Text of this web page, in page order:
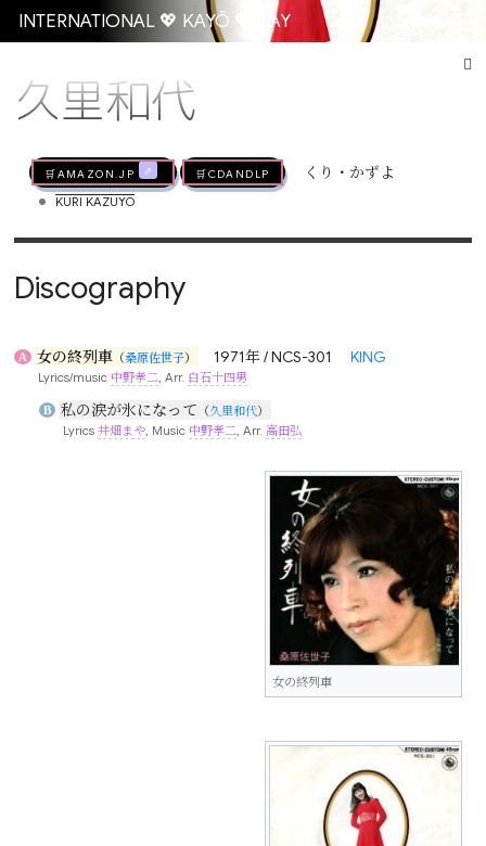
INTERNATIONAL 💖 KAYŌ 💖 DAY
久里和代
🛒AMAZON.jp 🛒CDandLP くり・かずよ
• KURI KAZUYO
Discography
A 女の終列車 （桑原佐世子） 1971年 / NCS-301 KING
Lyrics/music 中野孝二 , Arr. 白石十四男
B 私の涙が氷になって （久里和代）
Lyrics 井畑まや, Music 中野孝二, Arr. 高田弘
女の終列車